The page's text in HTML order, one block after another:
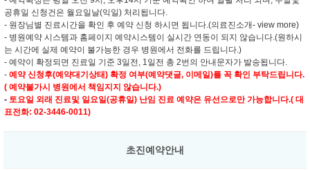
공휴일 신청건은 월요일날(익일) 처리됩니다.
- 원장님별 진료시간을 확인 후 예약 신청 하시면 됩니다.(의료진소개- view more)
- 병원예약 시스템과 홈페이지 예약시스템이 실시간 연동이 되지 않습니다.(원하시
는 시간에 실제 예약이 불가능한 경우 병원에서 전화를 드립니다.)
- 예약이 확정되면 진료일 기준 3일전, 1일전 총 2번의 안내문자가 발송됩니다.
- 예약 신청후(예약대기상태) 확정 여부(예약댓글, 이메일)를 꼭 확인 부탁드립니다.
( 예약불가시 병원에서 책임지지 않습니다.)
- 토요일 외래 진료및 일요일(공휴일) 난임 진료 예약은 유선으로만 가능합니다.( 대
표전화: 02-3446-0011)
초진예약안내